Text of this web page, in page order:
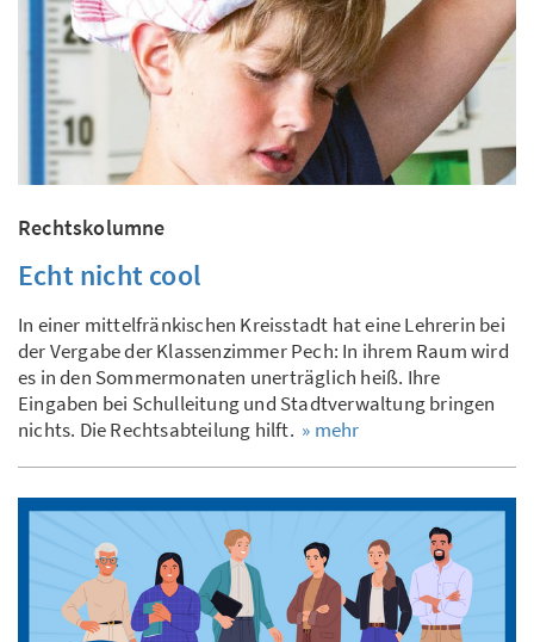
Rechtskolumne
Echt nicht cool
In einer mittelfränkischen Kreisstadt hat eine Lehrerin bei
der Vergabe der Klassenzimmer Pech: In ihrem Raum wird
es in den Sommermonaten unerträglich heiß. Ihre
Eingaben bei Schulleitung und Stadtverwaltung bringen
nichts. Die Rechtsabteilung hilft. » mehr